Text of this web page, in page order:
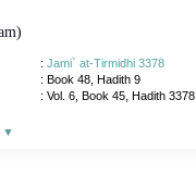
: Jami` at-Tirmidhi 3378
: Book 48, Hadith 9
: Vol. 6, Book 45, Hadith 3378
▼